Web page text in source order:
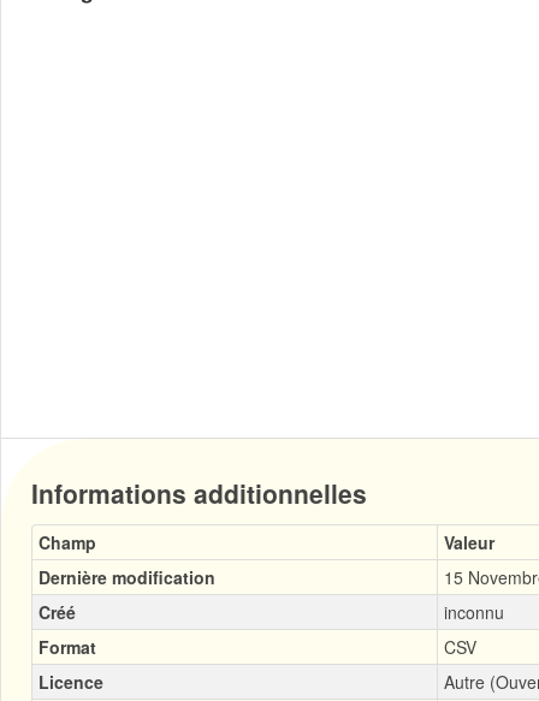
Informations additionnelles
Champ
Valeur
Dernière modification
15
Créé
inconnu
Format
CSV
Licence
Autre